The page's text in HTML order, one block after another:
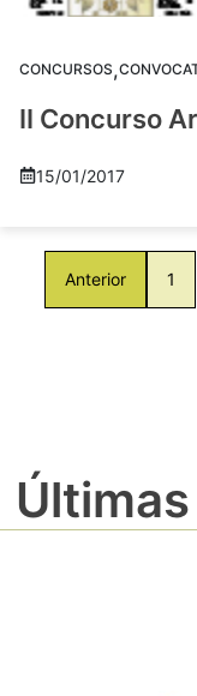
CONCURSOS,
II Concurso
15/01/2017
Anterior 1